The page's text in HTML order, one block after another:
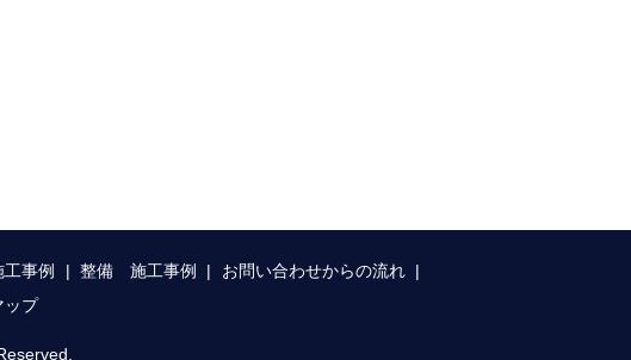
事例 整備 施工事例
お問い合わせからの流れ
ップ